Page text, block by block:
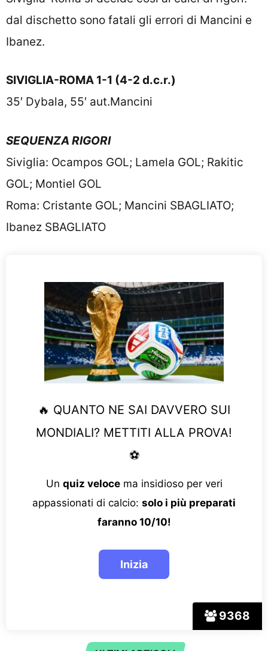
dal dischetto sono fatali gli errori di Mancini e
Ibanez.
SIVIGLIA-ROMA 1-1 (4-2 d.c.r.)
35′ Dybala, 55′ aut.Mancini
SEQUENZA RIGORI
Siviglia: Ocampos GOL; Lamela GOL; Rakitic
GOL; Montiel GOL
Roma: Cristante GOL; Mancini SBAGLIATO;
Ibanez SBAGLIATO
9368
🔥 QUANTO NE SAI DAVVERO SUI
MONDIALI? METTITI ALLA PROVA!
⚽
Un quiz velocema insidioso per veri
appassionati di calcio: solo i più preparati
faranno 10/10!